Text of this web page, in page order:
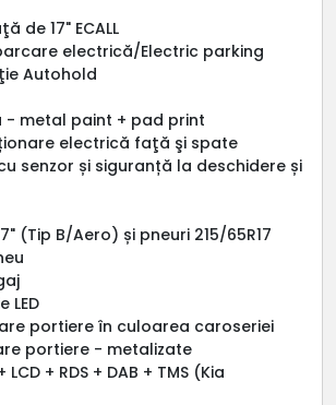
de 17" ECALL
electrică/Electric parking
Autohold
- metal paint + pad print
electrică faţă şi spate
senzor și siguranță la deschidere și
(Tip B/Aero) și pneuri 215/65R17
LED
portiere în culoarea caroseriei
portiere - metalizate
+ RDS + DAB + TMS (Kia